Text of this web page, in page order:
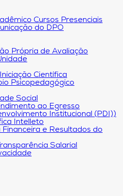
Cursos Presenciais
do DPO
Própria de Avaliação
Científica
Psicopedagógico
Social
ao Egresso
Institucional (PDI))
Intelleto
Financeira e Resultados do
Salarial